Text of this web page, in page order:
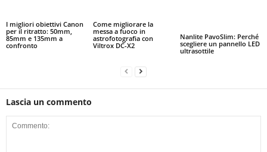
I migliori obiettivi Canon
per il ritratto: 50mm,
85mm e 135mm a
confronto
Come migliorare la
messa a fuoco in
astrofotografia con
Viltrox DC-X2
Nanlite PavoSlim: Perché
scegliere un pannello LED
ultrasottile
Lascia un commento